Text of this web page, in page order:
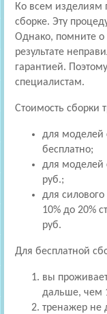
Ко всем изделиям
сборке. Эту
Однако, помните о
результате
гарантией.
специалистам.
Стоимость сборки
для моделей
бесплатно;
для моделей
руб.;
для силового
10% до 20%
руб.
Для бесплатной
вы
дальше, чем
тренажер не